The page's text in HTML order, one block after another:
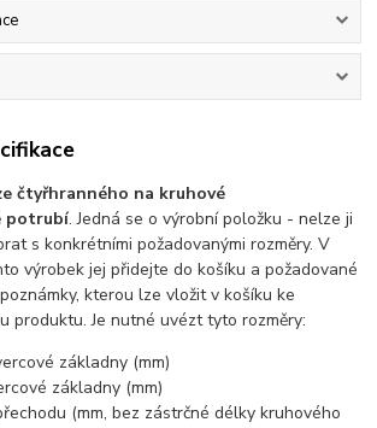
čtyřhranného na kruhové
potrubí. Jedná se o výrobní položku - nelze ji
s konkrétními požadovanými rozměry. V
výrobek jej přidejte do košíku a požadované
kterou lze vložit v košíku ke
produktu. Je nutné uvézt tyto rozměry:
základny (mm)
základny (mm)
(mm, bez zástrčné délky kruhového